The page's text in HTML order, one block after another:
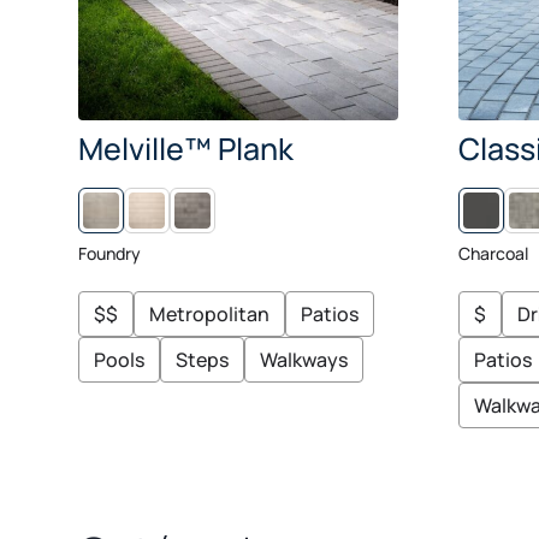
Melville™ Plank
Foundry
L
I
N
E
M
I
D
G
H
T
$$ Metropolitan
Patios
Pools
Steps Walkways
Charcoal
C
H
E
S
I
K
$
Patios